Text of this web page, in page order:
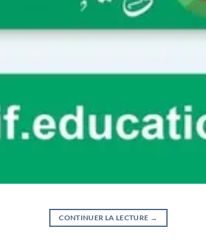
CONTINUER LA LECTURE →